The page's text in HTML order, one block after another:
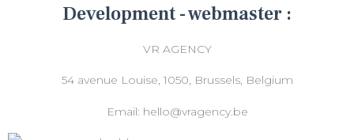
Development - webmaster :
VR AGENCY
54 avenue Louise, 1050, Brussels, Belgium
Email: hello@vragency.be